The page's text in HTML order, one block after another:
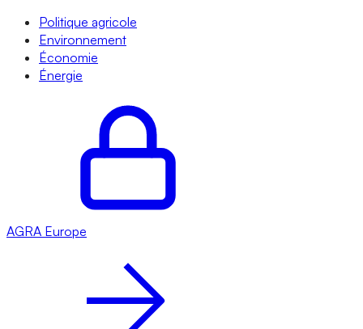
Politique agricole
Environnement
Économie
Énergie
AGRA Europe